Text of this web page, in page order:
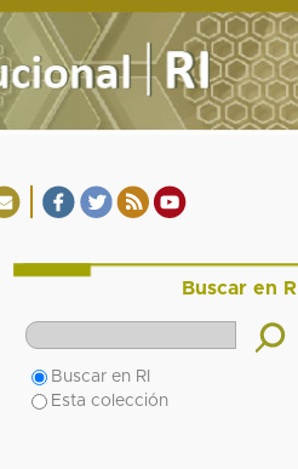
Buscar en RI
Buscar en RI
Esta colección